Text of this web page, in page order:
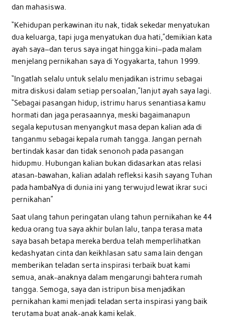
dan mahasiswa.
“Kehidupan perkawinan itu nak, tidak sekedar menyatukan
dua keluarga, tapi juga menyatukan dua hati,”demikian kata
ayah saya–dan terus saya ingat hingga kini–pada malam
menjelang pernikahan saya di Yogyakarta, tahun 1999.
“Ingatlah selalu untuk selalu menjadikan istrimu sebagai
mitra diskusi dalam setiap persoalan,”lanjut ayah saya lagi.
“Sebagai pasangan hidup, istrimu harus senantiasa kamu
hormati dan jaga perasaannya, meski bagaimanapun
segala keputusan menyangkut masa depan kalian ada di
tanganmu sebagai kepala rumah tangga. Jangan pernah
bertindak kasar dan tidak senonoh pada pasangan
hidupmu. Hubungan kalian bukan didasarkan atas relasi
atasan-bawahan, kalian adalah refleksi kasih sayang Tuhan
pada hambaNya di dunia ini yang terwujud lewat ikrar suci
pernikahan”
Saat ulang tahun peringatan ulang tahun pernikahan ke 44
kedua orang tua saya akhir bulan lalu, tanpa terasa mata
saya basah betapa mereka berdua telah memperlihatkan
kedashyatan cinta dan keikhlasan satu sama lain dengan
memberikan teladan serta inspirasi terbaik buat kami
semua, anak-anaknya dalam mengarungi bahtera rumah
tangga. Semoga, saya dan istripun bisa menjadikan
pernikahan kami menjadi teladan serta inspirasi yang baik
terutama buat anak-anak kami kelak.